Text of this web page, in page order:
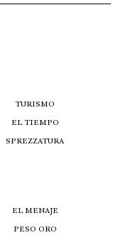
TURISMO
EL TIEMPO
SPREZZATURA
EL MENAJE
PESO ORO